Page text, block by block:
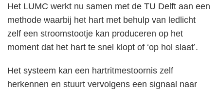
Het LUMC werkt nu samen met de TU Delft aan een
methode waarbij het hart met behulp van ledlicht
zelf een stroomstootje kan produceren op het
moment dat het hart te snel klopt of ‘op hol slaat’.
Het systeem kan een hartritmestoornis zelf
herkennen en stuurt vervolgens een signaal naar